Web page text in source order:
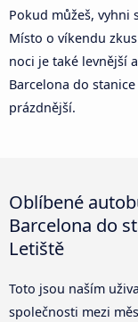
Pokud můžeš, vyhni
Místo o víkendu
noci je také levnější
Barcelona do
prázdnější.
Oblíbené
Barcelona do
Letiště
Toto jsou naším
společnosti mezi